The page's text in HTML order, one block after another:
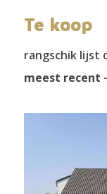
Te koop
rangschik lijst
meest recent -